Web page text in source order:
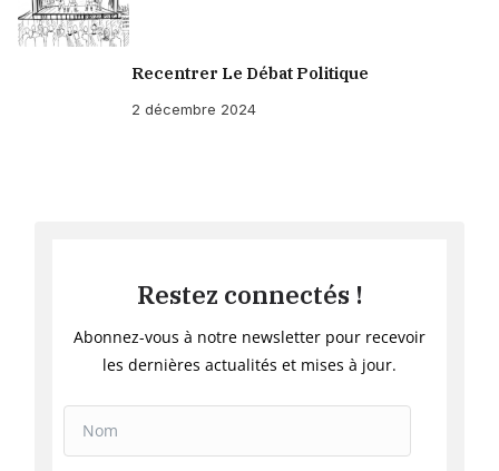
Recentrer Le Débat Politique
2 décembre 2024
Restez connectés !
Abonnez-vous à notre newsletter pour recevoir
les dernières actualités et mises à jour.